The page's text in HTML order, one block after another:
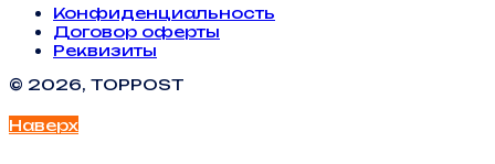
Конфиденциальность
Договор оферты
Реквизиты
© 2026, TOPPOST
Наверх